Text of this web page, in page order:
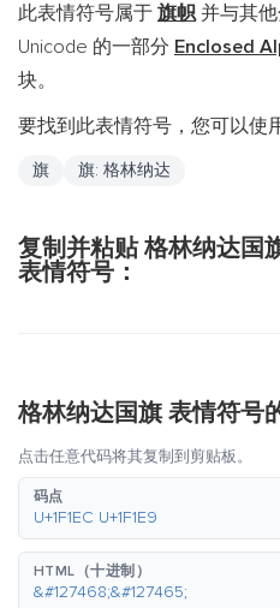
此表情符号属于 旗帜并与其
Unicode 的一部分 Enclosed
块。
要找到此表情符号，您可以使
旗 旗: 格林纳达
复制并粘贴 格林纳达国
表情符号：
格林纳达国旗 表情符号
点击任意代码将其复制到剪贴板。
码点
U+1F1EC U+1F1E9
HTML（十进制）
&#127468;&#127465;